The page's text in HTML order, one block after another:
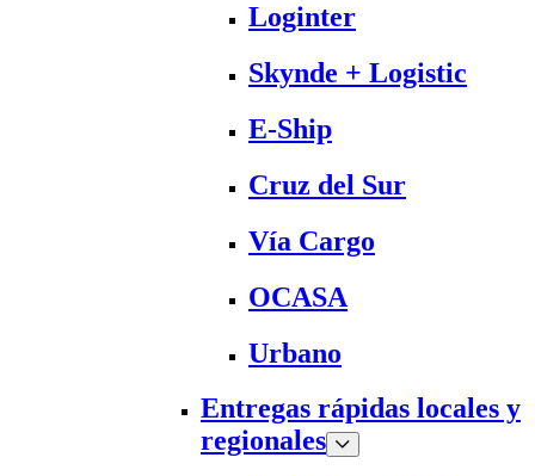
Loginter
Skynde + Logistic
E-Ship
Cruz del Sur
Vía Cargo
OCASA
Urbano
Entregas rápidas locales y
regionales